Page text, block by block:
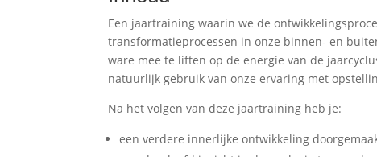
Een jaartraining waarin we de
transformatieprocessen in onze binnen- en
ware mee te liften op de energie van de
natuurlijk gebruik van onze ervaring met
Na het volgen van deze jaartraining heb je:
een verdere innerlijke ontwikkeling